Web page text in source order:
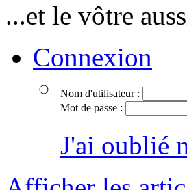
...et le vôtre
Connexion
Nom d'utilisateur :
Mot de passe :
J'ai oublié